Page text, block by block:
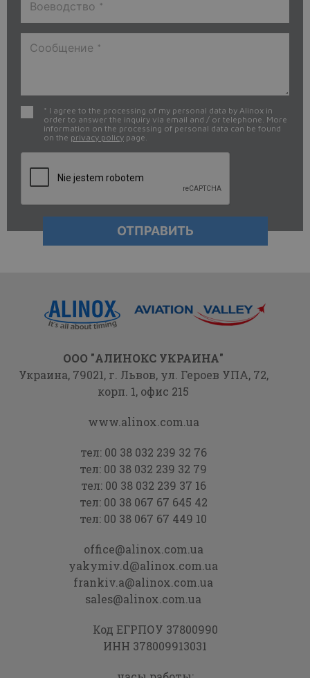
* I agree to the processing of my personal data by Alinox in
order to answer the inquiry via email and / or telephone. More
information on the processing of personal data can be found
on the privacy policy page.
ООО "АЛИНОКС УКРАИНА"
Украина, 79021,г. Львов, ул. Героев УПА,72,
корп. 1, офис 215
www.alinox.com.ua
тел: 00 38 032 239 32 76
тел: 00 38 032 239 32 79
тел: 00 38 032 239 37 16
тел: 00 38 067 67 645 42
тел: 00 38 067 67 449 10
office@alinox.com.ua
yakymiv.d@alinox.com.ua
frankiv.a@alinox.com.ua
sales@alinox.com.ua
Код ЕГРПОУ 37800990
ИНН 378009913031